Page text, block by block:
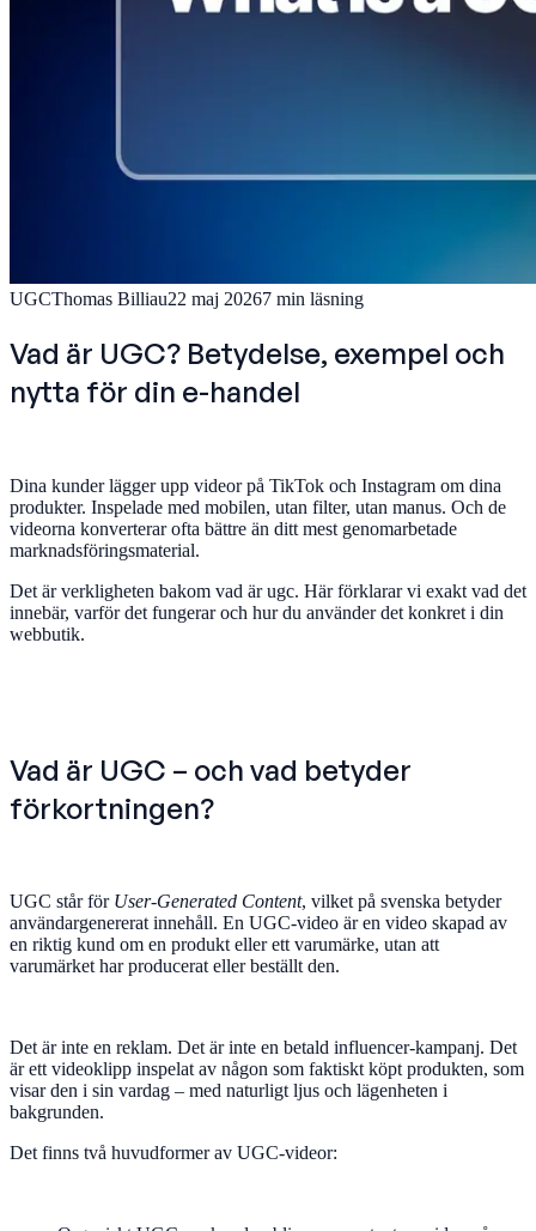
UGCThomas Billiau22 maj 20267 min läsning
Vad är UGC? Betydelse, exempel och
nytta för din e-handel
Dina kunder lägger upp videor på TikTok och Instagram om dina
produkter. Inspelade med mobilen, utan filter, utan manus. Och de
videorna konverterar ofta bättre än ditt mest genomarbetade
marknadsföringsmaterial.
Det är verkligheten bakom vad är ugc. Här förklarar vi exakt vad det
innebär, varför det fungerar och hur du använder det konkret i din
webbutik.
Vad är UGC – och vad betyder
förkortningen?
UGC står för User-Generated Content, vilket på svenska betyder
användargenererat innehåll. En UGC-video är en video skapad av
en riktig kund om en produkt eller ett varumärke, utan att
varumärket har producerat eller beställt den.
Det är inte en reklam. Det är inte en betald influencer-kampanj. Det
är ett videoklipp inspelat av någon som faktiskt köpt produkten, som
visar den i sin vardag – med naturligt ljus och lägenheten i
bakgrunden.
Det finns två huvudformer av UGC-videor: